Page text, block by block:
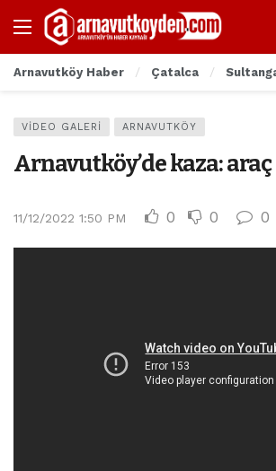
Arnavutköy Haber Çatalca
VIDEO GALERI ARNAVUTKÖY
Arnavutköy’de kaza:
11/12/2022 1:50 PM 0 0 0